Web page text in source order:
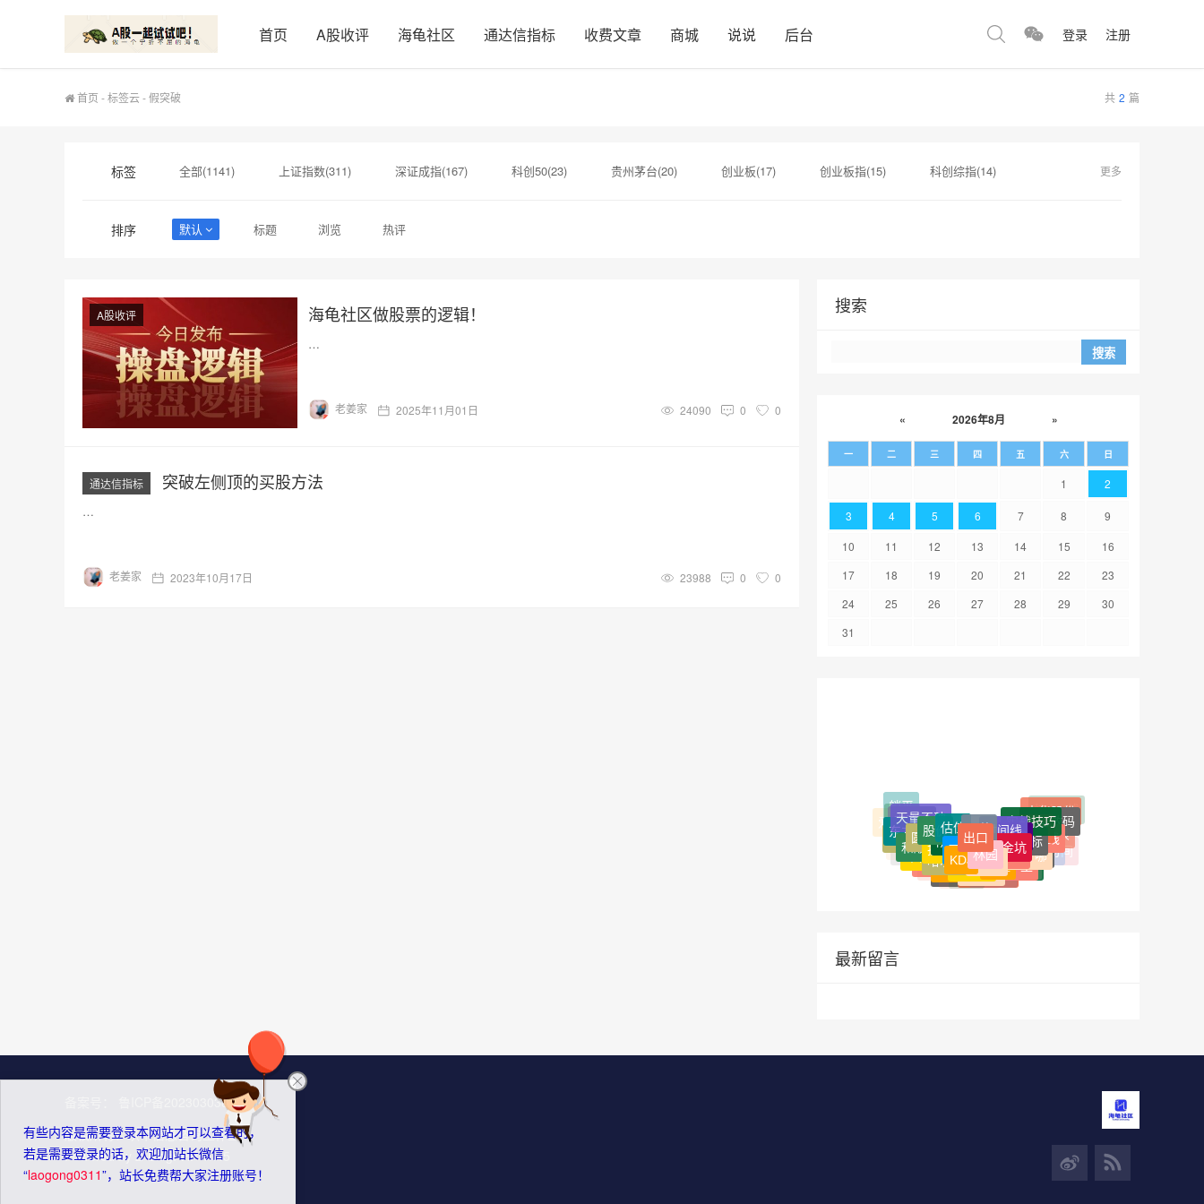
首页 A股收评 海龟社区 通达信指标 收费文章 商城 说说 后台 登录 注册
首页 -标签云- 假突破 共 2 篇
标签 全部(1141) 上证指数(311) 深证成指(167) 科创50(23) 贵州茅台(20) 创业板(17) 创业板指(15) 科创综指(14) 更多
排序 默认 标题 浏览 热评
A股收评 海龟社区做股票的逻辑！
…
老姜家 2025年11月01日 24090 0 0
通达信指标 突破左侧顶的买股方法
…
老姜家 2023年10月17日 23988 0 0
搜索
« 2026年8月 »
一 二 三 四 五 六 日
1 2
3 4 5 6 7 8
9
10
11 12 13 14 15
16
17
18 19 20 21 22
23
24
25 26 27 28 29
30
31
一带一路
出口
阴天量
买点林园
黄金坑
赚钱
时间线
估值
股价
圆弧底
投资
KDJ macd
融券
指标
庄家
实战技巧
底背离
东方雨虹
和顺石油
哈尔斯回马枪天量
指哪打哪
吊颈线
君逸数码
丰华股份
躺平
贬值
中泰证券
中概基金
头肩底W型底上海沪工
阳包阴
下跌5浪
核心K线
爱博医疗
麦捷科技
硕贝德
日久光电锦鸡股份佛山照明
和元生物
贝泰妮
九转序列
联建光电
顶背离
逃顶鳄鱼嘴
老虎口
姜氏变盘时间
反抽云煤能源海马汽车
最新留言
鲁ICP备2023030383号-1
版权所有：玖牛信息咨询工作室
Powered by Z-BlogPHP 1.7.5
有些内容是需要登录本网站才可以查看的，
若是需要登录的话，欢迎加站长微信
“laogong0311”，站长免费帮大家注册账号！